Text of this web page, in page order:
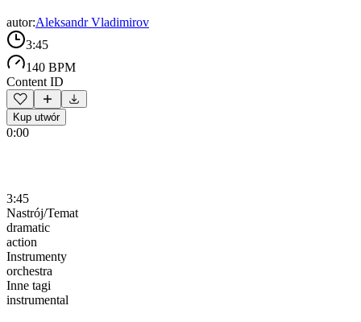
autor:Aleksandr Vladimirov
3:45
140 BPM
Content ID
Kup utwór
0:00
3:45
Nastrój/Temat
dramatic
action
Instrumenty
orchestra
Inne tagi
instrumental